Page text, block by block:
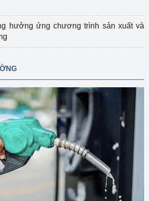
hưởng ứng chương trình sản xuất và